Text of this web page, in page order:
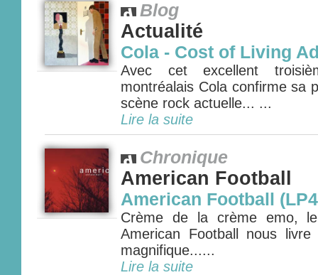
Blog
Actualité
Cola - Cost of Living
Avec cet excellent
montréalais Cola confirme sa
scène rock actuelle... ...
Lire la suite
Chronique
American Football
American Football
Crème de la crème emo,
American Football nous
magnifique......
Lire la suite